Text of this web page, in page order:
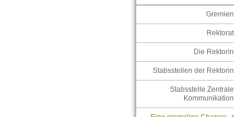
Gremien
Rektorat
Die Rektorin
Stabsstellen der Rektorin
Stabsstelle Zentrale
Kommunikation